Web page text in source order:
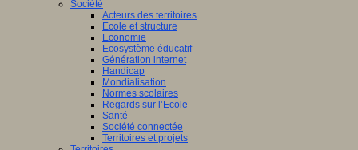
Société
Acteurs des territoires
Ecole et structure
Economie
Ecosystème éducatif
Génération internet
Handicap
Mondialisation
Normes scolaires
Regards sur l’Ecole
Santé
Société connectée
Territoires et projets